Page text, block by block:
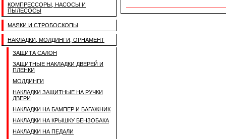
КОМПРЕССОРЫ, НАСОСЫ И
ПЫЛЕСОСЫ
МАЯКИ И СТРОБОСКОПЫ
НАКЛАДКИ, МОЛДИНГИ, ОРНАМЕНТ
ЗАЩИТА САЛОН
ЗАЩИТНЫЕ НАКЛАДКИ ДВЕРЕЙ И
ПЛЕНКИ
МОЛДИНГИ
НАКЛАДКИ ЗАЩИТНЫЕ НА РУЧКИ
ДВЕРИ
НАКЛАДКИ НА БАМПЕР И БАГАЖНИК
НАКЛАДКИ НА КРЫШКУ БЕНЗОБАКА
НАКЛАДКИ НА ПЕДАЛИ